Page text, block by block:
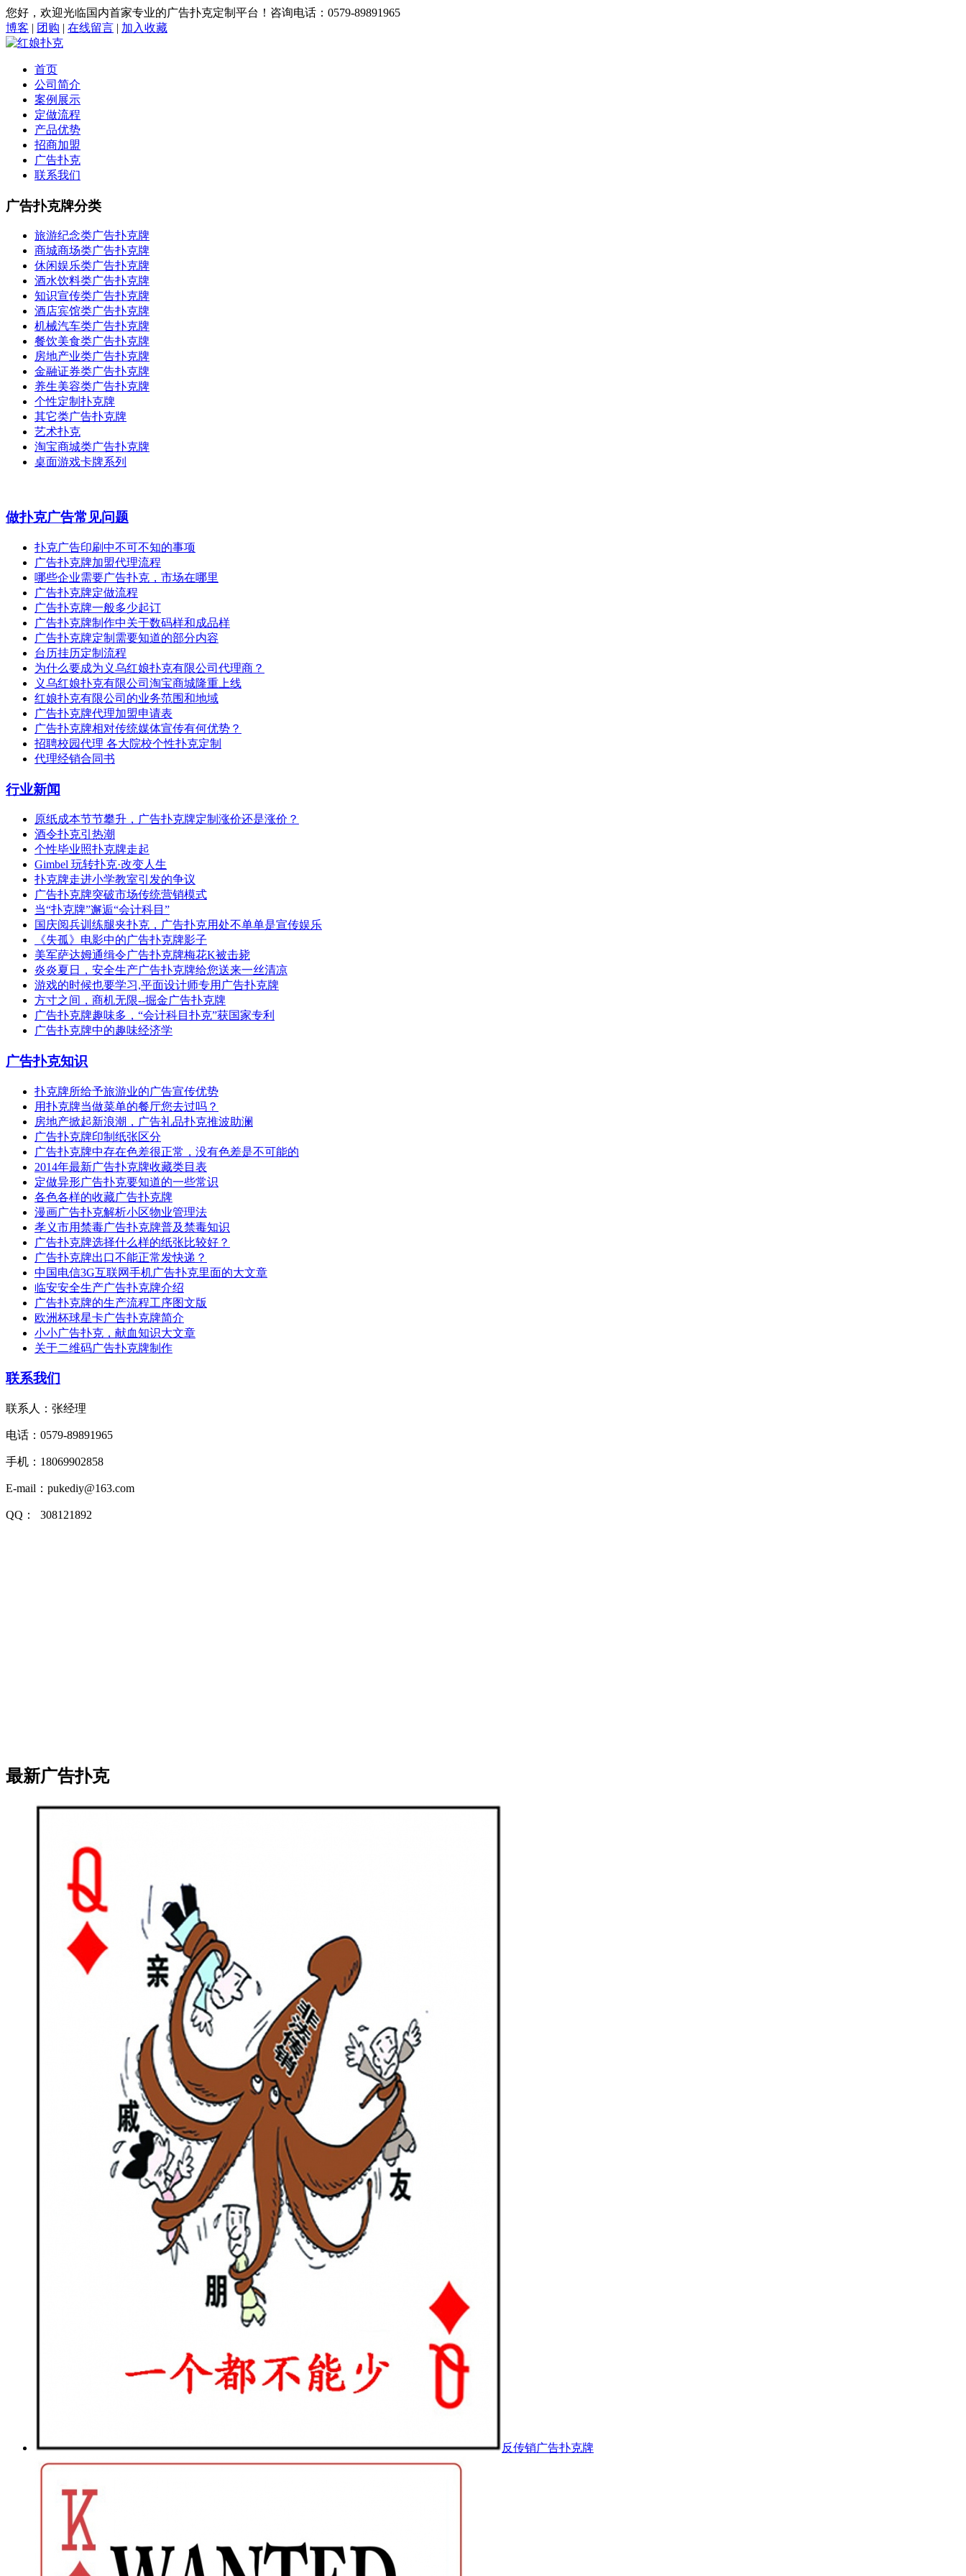
您好，欢迎光临国内首家专业的广告扑克定制平台！咨询电话：0579-89891965
博客 | 团购 | 在线留言 | 加入收藏
首页
公司简介
案例展示
定做流程
产品优势
招商加盟
广告扑克
联系我们
广告扑克牌分类
旅游纪念类广告扑克牌
商城商场类广告扑克牌
休闲娱乐类广告扑克牌
酒水饮料类广告扑克牌
知识宣传类广告扑克牌
酒店宾馆类广告扑克牌
机械汽车类广告扑克牌
餐饮美食类广告扑克牌
房地产业类广告扑克牌
金融证券类广告扑克牌
养生美容类广告扑克牌
个性定制扑克牌
其它类广告扑克牌
艺术扑克
淘宝商城类广告扑克牌
桌面游戏卡牌系列
做扑克广告常见问题
扑克广告印刷中不可不知的事项
广告扑克牌加盟代理流程
哪些企业需要广告扑克，市场在哪里
广告扑克牌定做流程
广告扑克牌一般多少起订
广告扑克牌制作中关于数码样和成品样
广告扑克牌定制需要知道的部分内容
台历挂历定制流程
为什么要成为义乌红娘扑克有限公司代理商？
义乌红娘扑克有限公司淘宝商城隆重上线
红娘扑克有限公司的业务范围和地域
广告扑克牌代理加盟申请表
广告扑克牌相对传统媒体宣传有何优势？
招聘校园代理 各大院校个性扑克定制
代理经销合同书
行业新闻
原纸成本节节攀升，广告扑克牌定制涨价还是涨价？
酒令扑克引热潮
个性毕业照扑克牌走起
Gimbel 玩转扑克·改变人生
扑克牌走进小学教室引发的争议
广告扑克牌突破市场传统营销模式
当“扑克牌”邂逅“会计科目”
国庆阅兵训练腿夹扑克，广告扑克用处不单单是宣传娱乐
《失孤》电影中的广告扑克牌影子
美军萨达姆通缉令广告扑克牌梅花K被击毙
炎炎夏日，安全生产广告扑克牌给您送来一丝清凉
游戏的时候也要学习,平面设计师专用广告扑克牌
方寸之间，商机无限--掘金广告扑克牌
广告扑克牌趣味多，“会计科目扑克”获国家专利
广告扑克牌中的趣味经济学
广告扑克知识
扑克牌所给予旅游业的广告宣传优势
用扑克牌当做菜单的餐厅您去过吗？
房地产掀起新浪潮，广告礼品扑克推波助澜
广告扑克牌印制纸张区分
广告扑克牌中存在色差很正常，没有色差是不可能的
2014年最新广告扑克牌收藏类目表
定做异形广告扑克要知道的一些常识
各色各样的收藏广告扑克牌
漫画广告扑克解析小区物业管理法
孝义市用禁毒广告扑克牌普及禁毒知识
广告扑克牌选择什么样的纸张比较好？
广告扑克牌出口不能正常发快递？
中国电信3G互联网手机广告扑克里面的大文章
临安安全生产广告扑克牌介绍
广告扑克牌的生产流程工序图文版
欧洲杯球星卡广告扑克牌简介
小小广告扑克，献血知识大文章
关于二维码广告扑克牌制作
联系我们
联系人：张经理
电话：0579-89891965
手机：18069902858
E-mail：pukediy@163.com
QQ： 308121892
最新广告扑克
反传销广告扑克牌